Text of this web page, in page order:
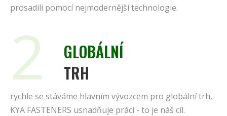
prosadili pomocí nejmodernější technologie.
2
GLOBÁLNÍ
TRH
rychle se stáváme hlavním vývozcem pro globální trh,
KYA FASTENERS usnadňuje práci - to je náš cíl.